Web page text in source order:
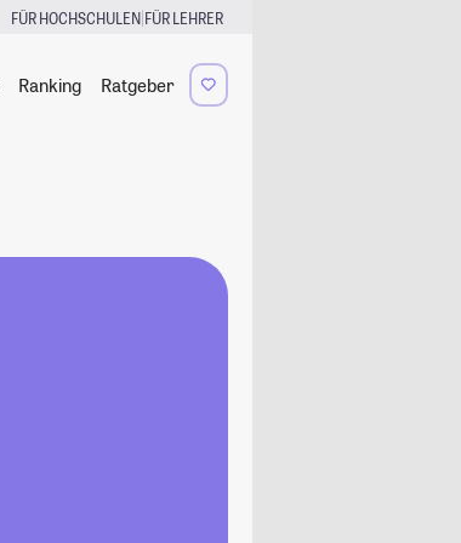
FÜR HOCHSCHULEN|FÜR LEHRER
Ranking Ratgeber